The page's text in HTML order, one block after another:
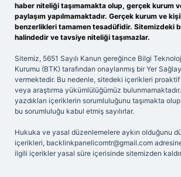
haber niteliği taşımamakta olup, gerçek kurum
paylaşım yapılmamaktadır. Gerçek kurum ve
benzerlikleri tamamen tesadüfidir. Sitemizdeki
halindedir ve tavsiye niteliği taşımazlar.
Sitemiz, 5651 Sayılı Kanun gereğince Bilgi
Kurumu (BTK) tarafından onaylanmış bir Yer
vermektedir. Bu nedenle, sitedeki içerikleri
veya araştırma yükümlülüğümüz
yazdıkları içeriklerin sorumluluğunu taşımakta
bu sorumluluğu kabul etmiş sayılırlar.
Hukuka ve yasal düzenlemelere aykırı olduğunu
içerikleri, backlinkpanelicomtr@gmail.com
ilgili içerikler yasal süre içerisinde sitemizden